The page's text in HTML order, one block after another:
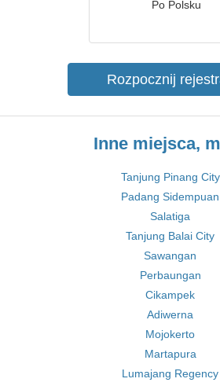
Po Polsku
Rozpocznij
Inne miejsca,
Tanjung Pinang City
Padang Sidempuan
Salatiga
Tanjung Balai City
Sawangan
Perbaungan
Cikampek
Adiwerna
Mojokerto
Martapura
Lumajang Regency